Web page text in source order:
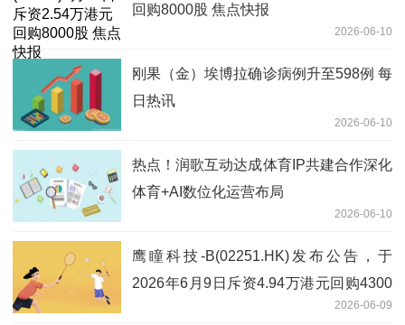
回购8000股 焦点快报
2026-06-10
刚果（金）埃博拉确诊病例升至598例 每
日热讯
2026-06-10
热点！润歌互动达成体育IP共建合作深化
体育+AI数位化运营布局
2026-06-10
鹰瞳科技-B(02251.HK)发布公告，于
2026年6月9日斥资4.94万港元回购4300
2026-06-09